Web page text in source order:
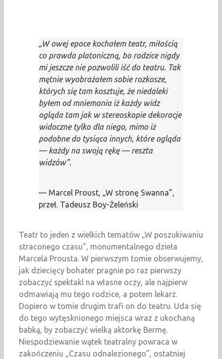
„W owej epoce kochałem teatr, miłością
co prawda platoniczną, bo rodzice nigdy
mi jeszcze nie pozwolili iść do teatru. Tak
mętnie wyobrażałem sobie rozkosze,
których się tam kosztuje, że niedaleki
byłem od mniemania iż każdy widz
ogląda tam jak w stereoskopie dekoracje
widoczne tylko dla niego, mimo iż
podobne do tysiąca innych, które ogląda
— każdy na swoją rękę — reszta
widzów”.
— Marcel Proust, „W stronę Swanna”,
przeł. Tadeusz Boy-Żeleński
Teatr to jeden z wielkich tematów „W poszukiwaniu
straconego czasu”, monumentalnego dzieła
Marcela Prousta. W pierwszym tomie obserwujemy,
jak dziecięcy bohater pragnie po raz pierwszy
zobaczyć spektakl na własne oczy, ale najpierw
odmawiają mu tego rodzice, a potem lekarz.
Dopiero w tomie drugim trafi on do teatru. Uda się
do tego wytęsknionego miejsca wraz z ukochaną
babką, by zobaczyć wielką aktorkę Bermę.
Niespodziewanie wątek teatralny powraca w
zakończeniu „Czasu odnalezionego”, ostatniej